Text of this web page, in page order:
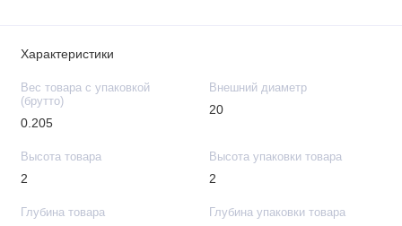
Характеристики
Вес товара с упаковкой
(брутто)
0.205
Внешний диаметр
20
Высота товара
2
Высота упаковки товара
2
Глубина товара Глубина упаковки товара